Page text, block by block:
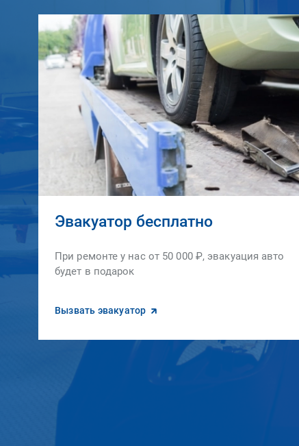
Эвакуатор бесплатно
При ремонте у нас от 50 000 ₽, эвакуация авто
будет в подарок
Вызвать эвакуатор